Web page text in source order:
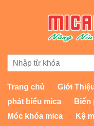
Trang chủ Giới
phát biểu mica
Biển
Móc khóa mica
Kệ